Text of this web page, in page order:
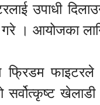
उपाधी
गरे । आयोजका
फ्रिडम फाइटरले
सर्वोत्कृष्ट खेलाडी